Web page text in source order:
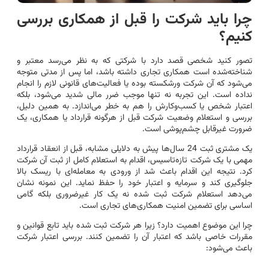
چرا باید شرکت را قبل از همکاری بررسی
کنیم؟
تصور کنید شخصی قصد دارد با شرکتی که به نظر می‌رسد معتبر و
شناخته‌شده است همکاری تجاری داشته باشد، اما پس از مدتی متوجه
می‌شود که آن شرکت ورشکسته بوده یا فعالیت‌های قانونی لازم را انجام
نداده است. این تجربه نه تنها موجب ضرر مالی شدید می‌شود، بلکه
اعتبار شخص یا کسب‌وکارش را هم به خطر می‌اندازد. به همین دلیل،
بررسی و استعلام وضعیت شرکت قبل از هرگونه قرارداد یا همکاری، یک
ضرورت غیرقابل چشم‌پوشی است.
یک مشتری ثبت 24 سال‌ها پیش به دلایلی مشابه، قبل از انعقاد قرارداد
مهمی با یک شرکت تازه‌تاسیس، اقدام به استعلام کامل از ثبت آن شرکت
کرد. نتیجه این اقدام باعث شد از ورودی به معامله‌ای با ریسک بالا
جلوگیری کند و سرمایه و اعتبار خود را حفظ نماید. این نمونه نشان
می‌دهد استعلام شرکت ثبت شده نه یک کار غیرضروری بلکه گامی
اساسی برای تضمین امنیت همکاری‌های تجاری است.
چرا این موضوع اهمیت دارد؟ زیرا هر شرکت ثبت شده باید تابع قوانین و
مقررات خاصی باشد که اعتبار آن را تضمین کنند. بررسی اعتبار شرکت
باعث می‌شود: